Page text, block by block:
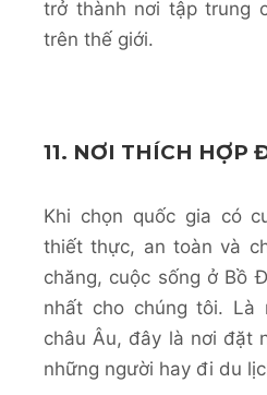
trở thành nơi tập trung
trên thế giới.
11. NƠI THÍCH HỢP
Khi chọn quốc gia có
thiết thực, an toàn và
chăng, cuộc sống ở Bồ
nhất cho chúng tôi. Là
châu Âu, đây là nơi đặt
những người hay đi du